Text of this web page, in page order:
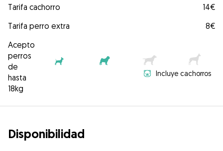
Tarifa cachorro
14€
Tarifa perro extra
8€
Acepto
perros
de
hasta
18kg
Incluye cachorros
Disponibilidad